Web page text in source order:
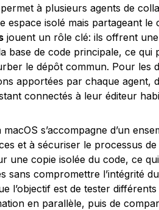
à plusieurs agents de
espace isolé mais partageant
jouent un rôle clé: ils offrent
base de code principale, ce qui
le dépôt commun. Pour les
apportées par chaque agent,
connectés à leur éditeur
s’accompagne d’un
et à sécuriser le processus
une copie isolée du code, ce
sans compromettre l’intégrité
l’objectif est de tester
en parallèle, puis de